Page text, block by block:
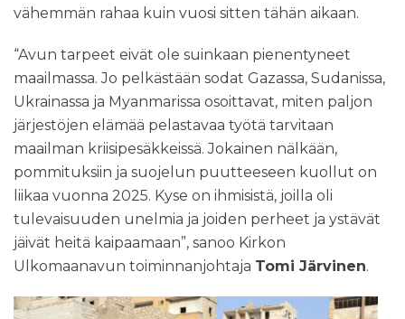
vähemmän rahaa kuin vuosi sitten tähän aikaan.
“Avun tarpeet eivät ole suinkaan pienentyneet
maailmassa. Jo pelkästään sodat Gazassa, Sudanissa,
Ukrainassa ja Myanmarissa osoittavat, miten paljon
järjestöjen elämää pelastavaa työtä tarvitaan
maailman kriisipesäkkeissä. Jokainen nälkään,
pommituksiin ja suojelun puutteeseen kuollut on
liikaa vuonna 2025. Kyse on ihmisistä, joilla oli
tulevaisuuden unelmia ja joiden perheet ja ystävät
jäivät heitä kaipaamaan”, sanoo Kirkon
Ulkomaanavun toiminnanjohtaja Tomi Järvinen.